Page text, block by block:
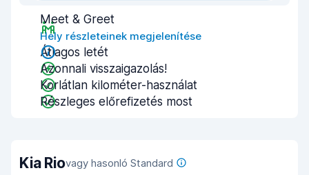
Meet & Greet
Hely részleteinek megjelenítése
Átlagos letét
Azonnali visszaigazolás!
Korlátlan kilométer-használat
Részleges előrefizetés most
Kia Riovagy hasonló Standard